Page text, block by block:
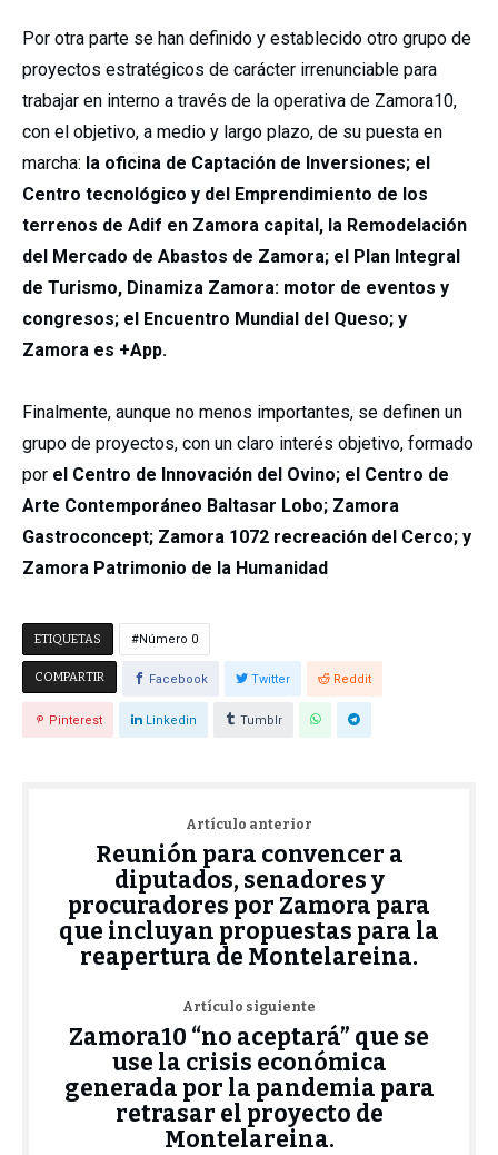
Por otra parte se han definido y establecido otro grupo de
proyectos estratégicos de carácter irrenunciable para
trabajar en interno a través de la operativa de Zamora10,
con el objetivo, a medio y largo plazo, de su puesta en
marcha: la oficina de Captación de Inversiones; el
Centro tecnológico y del Emprendimiento de los
terrenos de Adif en Zamora capital, la Remodelación
del Mercado de Abastos de Zamora; el Plan Integral
de Turismo, Dinamiza Zamora: motor de eventos y
congresos; el Encuentro Mundial del Queso; y
Zamora es +App.
Finalmente, aunque no menos importantes, se definen un
grupo de proyectos, con un claro interés objetivo, formado
por el Centro de Innovación del Ovino; el Centro de
Arte Contemporáneo Baltasar Lobo; Zamora
Gastroconcept; Zamora 1072 recreación del Cerco; y
Zamora Patrimonio de la Humanidad
ETIQUETAS Número 0
COMPARTIR Facebook Twitter Reddit
Pinterest Linkedin Tumblr
Artículo anterior
Reunión para convencer a
diputados, senadores y
procuradores por Zamora para
que incluyan propuestas para la
reapertura de Montelareina.
Artículo siguiente
Zamora10 “no aceptará” que se
use la crisis económica
generada por la pandemia para
retrasar el proyecto de
Montelareina.